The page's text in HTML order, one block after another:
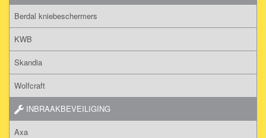
Berdal kniebeschermers
KWB
Skandia
Wolfcraft
INBRAAKBEVEILIGING
Axa